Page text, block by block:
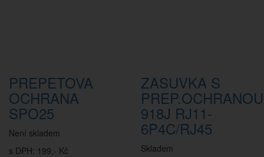
PREPETOVA
OCHRANA
SPO25
Není skladem
s DPH: 199,- Kč
ZASUVKA S
PREP.OCHRANOU
918J RJ11-
6P4C/RJ45
Skladem